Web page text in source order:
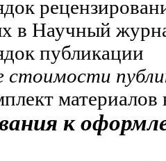
в Научный
публикации
стоимости
к